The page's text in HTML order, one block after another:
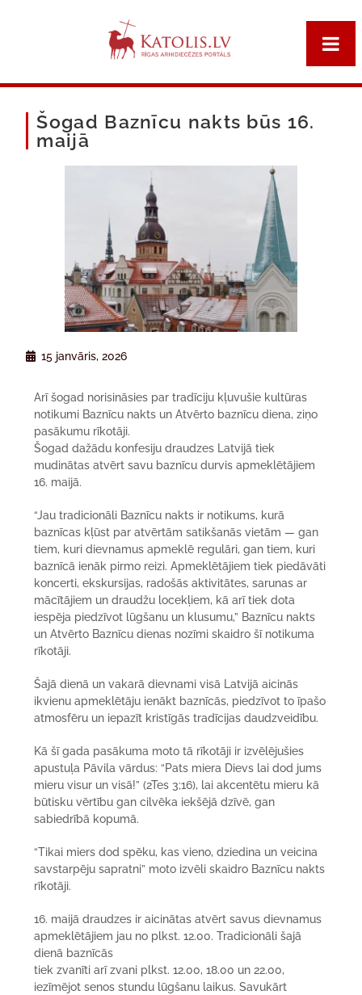
Šogad Baznīcu nakts būs 16.
maijā
15 janvāris, 2026
Arī šogad norisināsies par tradīciju kļuvušie kultūras
notikumi Baznīcu nakts un Atvērto baznīcu diena, ziņo
pasākumu rīkotāji.
Šogad dažādu konfesiju draudzes Latvijā tiek
mudinātas atvērt savu baznīcu durvis apmeklētājiem
16. maijā.
“Jau tradicionāli Baznīcu nakts ir notikums, kurā
baznīcas kļūst par atvērtām satikšanās vietām — gan
tiem, kuri dievnamus apmeklē regulāri, gan tiem, kuri
baznīcā ienāk pirmo reizi. Apmeklētājiem tiek piedāvāti
koncerti, ekskursijas, radošās aktivitātes, sarunas ar
mācītājiem un draudžu locekļiem, kā arī tiek dota
iespēja piedzīvot lūgšanu un klusumu,” Baznīcu nakts
un Atvērto Baznīcu dienas nozīmi skaidro šī notikuma
rīkotāji.
Šajā dienā un vakarā dievnami visā Latvijā aicinās
ikvienu apmeklētāju ienākt baznīcās, piedzīvot to īpašo
atmosfēru un iepazīt kristīgās tradīcijas daudzveidību.
Kā šī gada pasākuma moto tā rīkotāji ir izvēlējušies
apustuļa Pāvila vārdus: “Pats miera Dievs lai dod jums
mieru visur un visā!” (2Tes 3;16), lai akcentētu mieru kā
būtisku vērtību gan cilvēka iekšējā dzīvē, gan
sabiedrībā kopumā.
“Tikai miers dod spēku, kas vieno, dziedina un veicina
savstarpēju sapratni” moto izvēli skaidro Baznīcu nakts
rīkotāji.
16. maijā draudzes ir aicinātas atvērt savus dievnamus
apmeklētājiem jau no plkst. 12.00. Tradicionāli šajā
dienā baznīcās
tiek zvanīti arī zvani plkst. 12.00, 18.00 un 22.00,
iezīmējot senos stundu lūgšanu laikus. Savukārt